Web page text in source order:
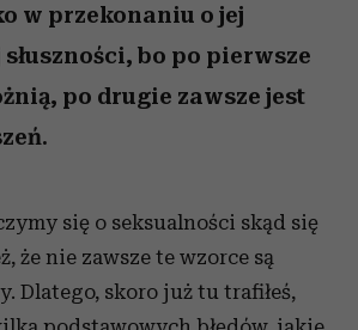
w przekonaniu o jej
bo po pierwsze
po drugie zawsze jest
się o seksualności skąd się
że nie zawsze te wzorce są
Dlatego, skoro już tu trafiłeś,